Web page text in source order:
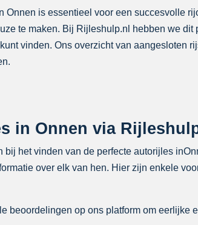
Onnen is essentieel voor een succesvolle
te maken. Bij Rijleshulp.nl hebben we
vinden. Ons overzicht van aangesloten
in Onnen via
het vinden van de perfecte autorijles
over elk van hen. Hier zijn enkele
beoordelingen op ons platform om eerlijke